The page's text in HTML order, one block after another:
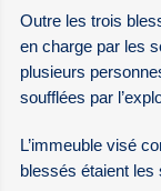
Outre les trois
en charge par les
plusieurs
soufflées par
L’immeuble visé
blessés étaient